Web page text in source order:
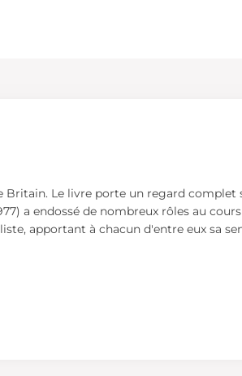
Britain. Le livre porte un regard
a endossé de nombreux rôles au
apportant à chacun d'entre eux sa